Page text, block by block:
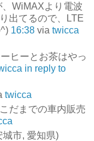
WiMAXより電波
出てるので、LTE
16:38 via twicca
ヒーとお茶はやっ
in reply to
twicca
だまでの車内販売
城市, 愛知県)